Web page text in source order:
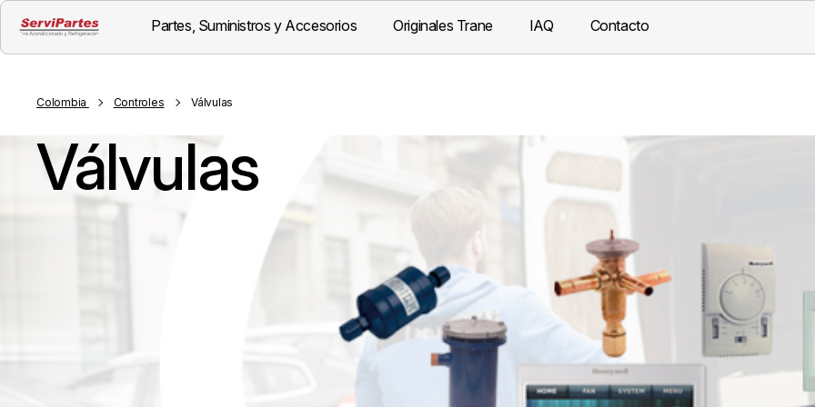
Partes, Suministros y Accesorios Originales Trane IAQ Contacto
Colombia Controles Válvulas
Válvulas